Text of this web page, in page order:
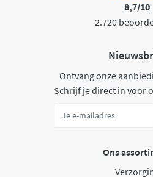
8,7/10
2.720
Ontvang onze
Schrijf je direct in voor
Ons